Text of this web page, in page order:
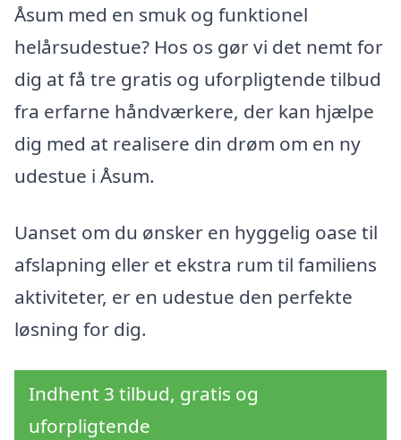
Åsum med en smuk og funktionel
helårsudestue? Hos os gør vi det nemt for
dig at få tre gratis og uforpligtende tilbud
fra erfarne håndværkere, der kan hjælpe
dig med at realisere din drøm om en ny
udestue i Åsum.
Uanset om du ønsker en hyggelig oase til
afslapning eller et ekstra rum til familiens
aktiviteter, er en udestue den perfekte
løsning for dig.
Indhent 3 tilbud, gratis og
uforpligtende